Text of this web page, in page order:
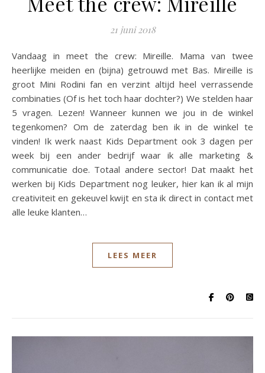
21 juni 2018
Vandaag in meet the crew: Mireille. Mama van twee
heerlijke meiden en (bijna) getrouwd met Bas. Mireille is
groot Mini Rodini fan en verzint altijd heel verrassende
combinaties (Of is het toch haar dochter?) We stelden haar
5 vragen. Lezen! Wanneer kunnen we jou in de winkel
tegenkomen? Om de zaterdag ben ik in de winkel te
vinden! Ik werk naast Kids Department ook 3 dagen per
week bij een ander bedrijf waar ik alle marketing &
communicatie doe. Totaal andere sector! Dat maakt het
werken bij Kids Department nog leuker, hier kan ik al mijn
creativiteit en gekeuvel kwijt en sta ik direct in contact met
alle leuke klanten…
LEES MEER